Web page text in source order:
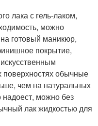
лака с гель-лаком,
можно
готовый маникюр,
покрытие,
поверхностях обычные
чем на натуральных
надоест, можно без
лак жидкостью для